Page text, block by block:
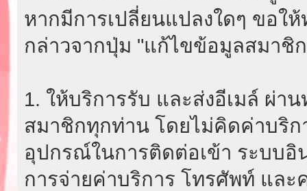
หากมีการเปลี่ยนแปลงใดๆ ขอใ
กล่าวจากปุ่ม "แก้ไขข้อมูลสมาชิ
1. ให้บริการรับ และส่งอีเมล์ ผ่า
สมาชิกทุกท่าน โดยไม่คิดค่าบริก
อุปกรณ์ในการติดต่อเข้า ระบบอิ
การจ่ายค่าบริการ โทรศัพท์ และ